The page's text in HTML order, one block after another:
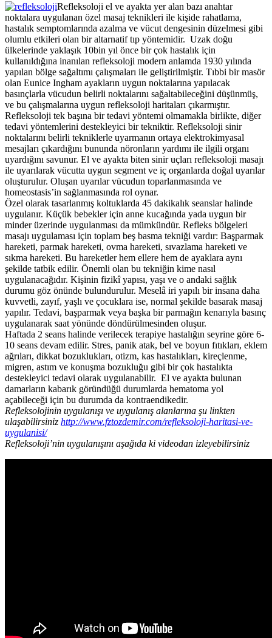
Refleksoloji el ve ayakta yer alan bazı anahtar
noktalara uygulanan özel masaj teknikleri ile kişide rahatlama,
hastalık semptomlarında azalma ve vücut dengesinin düzelmesi gibi
olumlu etkileri olan bir altarnatif tıp yöntemidir. Uzak doğu
ülkelerinde yaklaşık 10bin yıl önce bir çok hastalık için
kullanıldığına inanılan refleksoloji modern anlamda 1930 yılında
yapılan bölge sağaltımı çalışmaları ile geliştirilmiştir. Tıbbi bir masör
olan Eunice Ingham ayakların uygun noktalarına yapılacak
basınçlarla vücudun belirli noktalarını sağaltabileceğini düşünmüş,
ve bu çalışmalarına uygun refleksoloji haritaları çıkarmıştır.
Refleksoloji tek başına bir tedavi yöntemi olmamakla birlikte, diğer
tedavi yöntemlerini destekleyici bir tekniktir. Refleksoloji sinir
noktalarını belirli tekniklerle uyarmanın ortaya elektrokimyasal
mesajları çıkardığını bununda nöronların yardımı ile ilgili organı
uyardığını savunur. El ve ayakta biten sinir uçları refleksoloji masajı
ile uyarılarak vücutta uygun segment ve iç organlarda doğal uyarılar
oluşturulur. Oluşan uyarılar vücudun toparlanmasında ve
homeostasis’in sağlanmasında rol oynar.
Özel olarak tasarlanmış koltuklarda 45 dakikalık seanslar halinde
uygulanır. Küçük bebekler için anne kucağında yada uygun bir
minder üzerinde uygulanması da mümkündür. Refleks bölgeleri
masajı uygulaması için toplam beş basma tekniği vardır: Başparmak
hareketi, parmak hareketi, ovma hareketi, sıvazlama hareketi ve
sıkma hareketi. Bu hareketler hem ellere hem de ayaklara aynı
şekilde tatbik edilir. Önemli olan bu tekniğin kime nasıl
uygulanacağıdır. Kişinin fizikî yapısı, yaşı ve o andaki sağlık
durumu göz önünde bulundurulur. Meselâ iri yapılı bir insana daha
kuvvetli, zayıf, yaşlı ve çocuklara ise, normal şekilde basarak masaj
yapılır. Tedavi, başparmak veya başka bir parmağın kenarıyla basınç
uygulanarak saat yönünde döndürülmesinden oluşur.
Haftada 2 seans halinde verilecek terapiye hastalığın seyrine göre 6-
10 seans devam edilir. Stres, panik atak, bel ve boyun fıtıkları, eklem
ağrıları, dikkat bozuklukları, otizm, kas hastalıkları, kireçlenme,
migren, astım ve konuşma bozukluğu gibi bir çok hastalıkta
destekleyici tedavi olarak uygulanabilir. El ve ayakta bulunan
damarların kabarık göründüğü durumlarda hematoma yol
açabileceği için bu durumda da kontraendikedir.
Refleksolojinin uygulanışı ve uygulanış alanlarına şu linkten
ulaşabilirsiniz http://www.fztozdemir.com/refleksoloji-haritasi-ve-
uygulanisi/
Refleksoloji’nin uygulanışını aşağıda ki videodan izleyebilirsiniz